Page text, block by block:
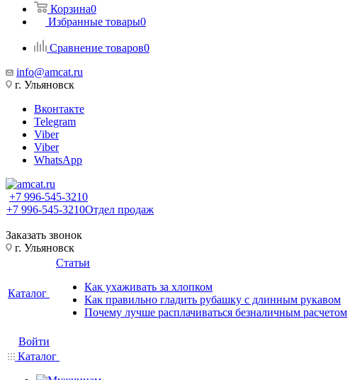
Корзина0
Избранные товары0
Сравнение товаров0
info@amcat.ru
г. Ульяновск
Вконтакте
Telegram
Viber
Viber
WhatsApp
+7 996-545-3210
+7 996-545-3210Отдел продаж
Заказать звонок
г. Ульяновск
Каталог
Статьи
Как ухаживать за хлопком
Как правильно гладить рубашку с длинным рукавом
Почему лучше расплачиваться безналичным расчетом
Войти
Каталог